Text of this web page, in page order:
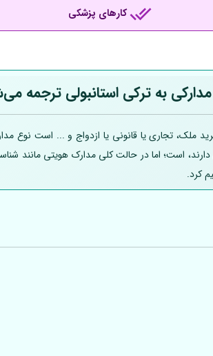
کارهای پزشکی
به ترکی استانبولی ترجمه
ملک، تجاری یا قانونی یا ازدواج و ... است نوع
است؛ اما در حالت کلی مدارک هویتی مانند
کرد.